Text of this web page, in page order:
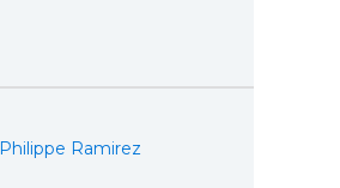
Philippe Ramirez